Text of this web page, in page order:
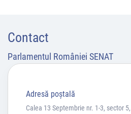
Contact
Parlamentul României SENAT
Adresă poştală
Calea 13 Septembrie nr. 1-3, sector 5,